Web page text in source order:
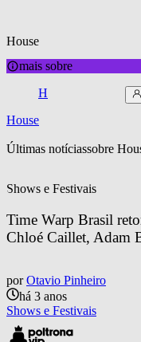
House
mais sobre
H
House
Últimas notíciassobre
Shows e Festivais
Time Warp Brasil
Chloé Caillet, Adam
por Otavio Pinheiro
há 3 anos
Shows e Festivais